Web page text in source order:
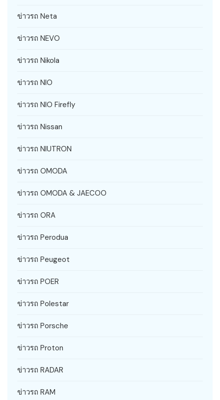
ข่าวรถ Neta
ข่าวรถ NEVO
ข่าวรถ Nikola
ข่าวรถ NIO
ข่าวรถ NIO Firefly
ข่าวรถ Nissan
ข่าวรถ NIUTRON
ข่าวรถ OMODA
ข่าวรถ OMODA & JAECOO
ข่าวรถ ORA
ข่าวรถ Perodua
ข่าวรถ Peugeot
ข่าวรถ POER
ข่าวรถ Polestar
ข่าวรถ Porsche
ข่าวรถ Proton
ข่าวรถ RADAR
ข่าวรถ RAM